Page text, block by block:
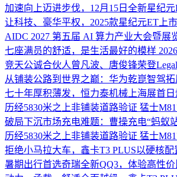
加速向上迈进步伐，12月15日全新星纪
让科技、豪华平权，2025款星纪元ET上
AIDC 2027 第五届 AI 算力产业大会暨展
七座满员的舒适，是生活最好的模样
竞天公诚合伙人曾凡波、唐俊锋荣登
从铺装公路到世界之巅：华为乾崑智驾
七十年厚积薄发，恒力泰机械上海展首日
历经5830米之上非铺装道路验证 猛士
破局下沉市场充电难题：曹操充电“蚂蚁
历经5830米之上非铺装道路验证 猛士
拒绝小马拉大车，鑫卡T3 PLUS以硬核
暑期出行首选奇瑞全新QQ3，体验高性